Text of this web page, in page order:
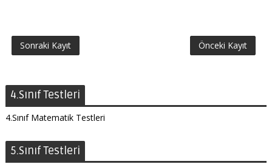
Sonraki Kayıt Önceki Kayıt
4.Sınıf Testleri
4.Sınıf Matematik Testleri
5.Sınıf Testleri